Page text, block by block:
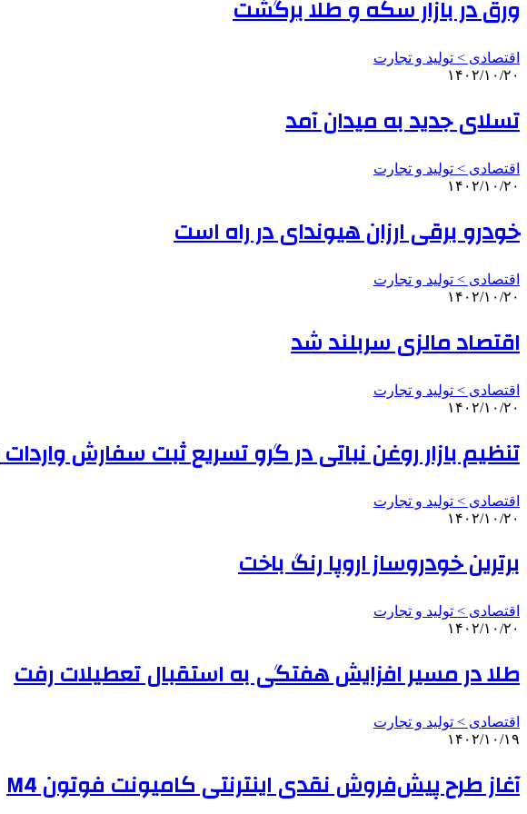
ورق در بازار سکه و طلا برگشت
اقتصادی > تولید و تجارت
۱۴۰۲/۱۰/۲۰
تسلای جدید به میدان آمد
اقتصادی > تولید و تجارت
۱۴۰۲/۱۰/۲۰
خودرو برقی ارزان هیوندای در راه است
اقتصادی > تولید و تجارت
۱۴۰۲/۱۰/۲۰
اقتصاد مالزی سربلند شد
اقتصادی > تولید و تجارت
۱۴۰۲/۱۰/۲۰
تنظیم بازار روغن نباتی در گرو تسریع ثبت سفارش
اقتصادی > تولید و تجارت
۱۴۰۲/۱۰/۲۰
برترین خودروساز اروپا رنگ باخت
اقتصادی > تولید و تجارت
۱۴۰۲/۱۰/۲۰
طلا در مسیر افزایش هفتگی به استقبال تعطیلات رفت
اقتصادی > تولید و تجارت
۱۴۰۲/۱۰/۱۹
آغاز طرح پیش‌فروش نقدی اینترنتی کامیونت فوتون M4